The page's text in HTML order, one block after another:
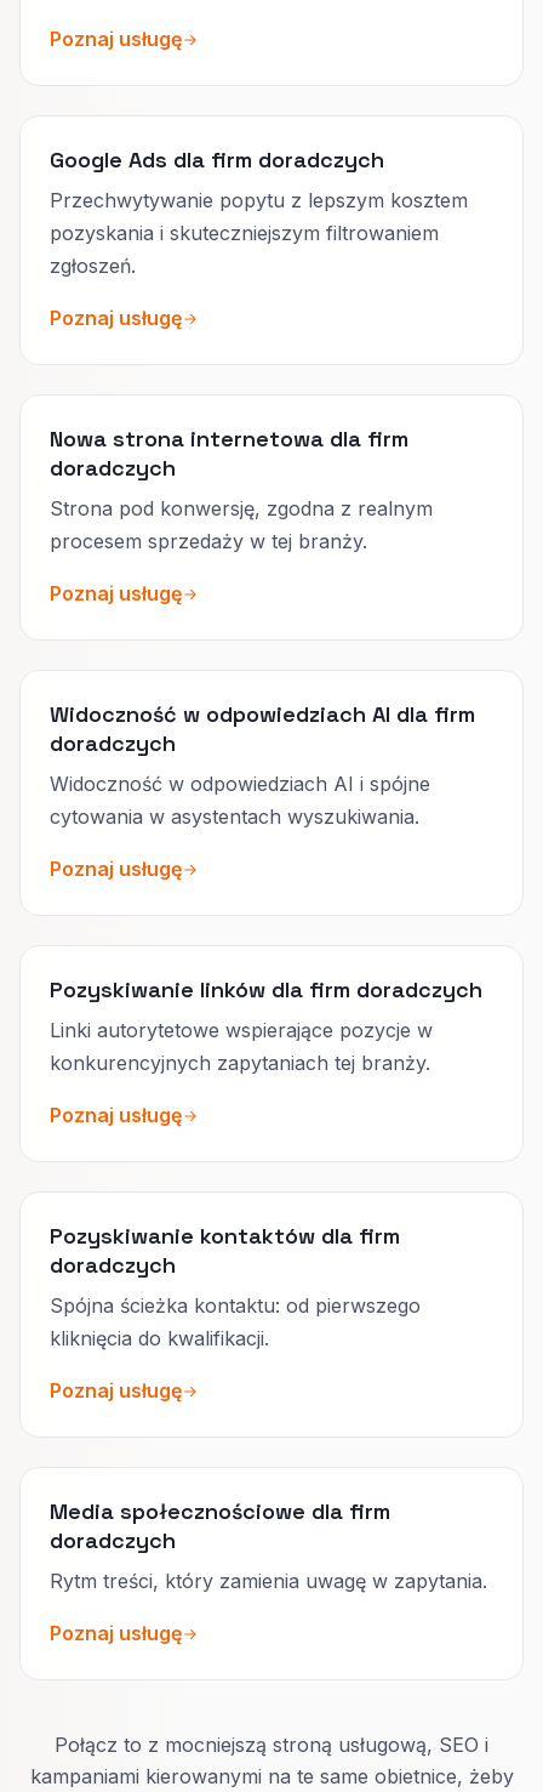
Poznaj usługę
Google Ads dla firm doradczych
Przechwytywanie popytu z lepszym kosztem
pozyskania i skuteczniejszym filtrowaniem
zgłoszeń.
Poznaj usługę
Nowa strona internetowa dla firm
doradczych
Strona pod konwersję, zgodna z realnym
procesem sprzedaży w tej branży.
Poznaj usługę
Widoczność w odpowiedziach AI dla firm
doradczych
Widoczność w odpowiedziach AI i spójne
cytowania w asystentach wyszukiwania.
Poznaj usługę
Pozyskiwanie linków dla firm doradczych
Linki autorytetowe wspierające pozycje w
konkurencyjnych zapytaniach tej branży.
Poznaj usługę
Pozyskiwanie kontaktów dla firm
doradczych
Spójna ścieżka kontaktu: od pierwszego
kliknięcia do kwalifikacji.
Poznaj usługę
Media społecznościowe dla firm
doradczych
Rytm treści, który zamienia uwagę w zapytania.
Poznaj usługę
Połącz to z mocniejszą stroną usługową, SEO i
kampaniami kierowanymi na te same obietnice, żeby